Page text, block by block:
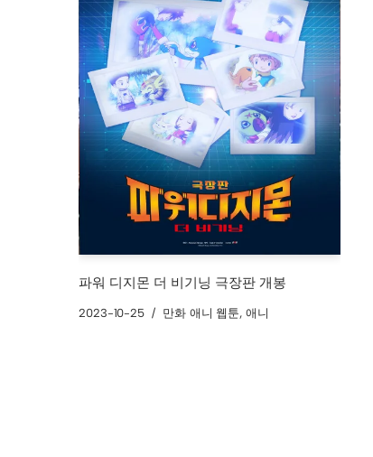
파워 디지몬 더 비기닝 극장판 개봉
2023-10-25 만화 애니 웹툰, 애니